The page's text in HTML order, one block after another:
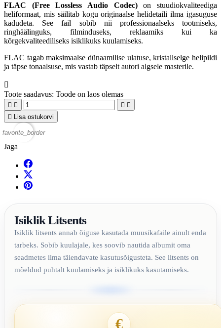
FLAC (Free Lossless Audio Codec) on
heliformaat, mis säilitab kogu originaalse helidetaili ilma
kadudeta. See fail sobib nii professionaalseks
ringhäälinguks, filminduseks, reklaamiks kui
kõrgekvaliteediliseks isiklikuks kuulamiseks.
FLAC tagab maksimaalse dünaamilise ulatuse, kristallselge
ja täpse tonaalsuse, mis vastab täpselt autori algsele masterile.

Toote saadavus: Toode on laos olemas
   

Lisa ostukorvi
favorite_border
Jaga
Isiklik Litsents
Isiklik litsents annab õiguse kasutada muusikafaile ainult enda
tarbeks. Sobib kuulajale, kes soovib nautida albumit oma
seadmetes ilma täiendavate kasutusõigusteta. See litsents on
mõeldud puhtalt kuulamiseks ja isiklikuks kasutamiseks.
€